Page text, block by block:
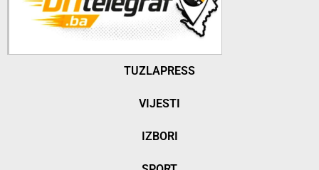
TUZLAPRESS
VIJESTI
IZBORI